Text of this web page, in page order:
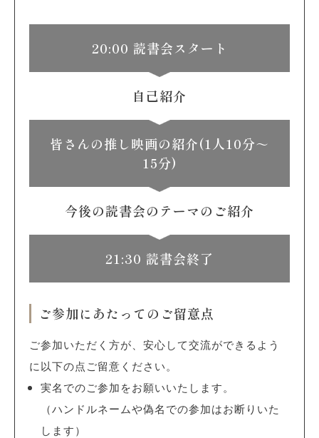
20:00 読書会スタート
自己紹介
皆さんの推し映画の紹介(1人10分～
15分)
今後の読書会のテーマのご紹介
21:30 読書会終了
ご参加にあたってのご留意点
ご参加いただく方が、安心して交流ができるよう
に以下の点ご留意ください。
実名でのご参加をお願いいたします。
（ハンドルネームや偽名での参加はお断りいた
します）